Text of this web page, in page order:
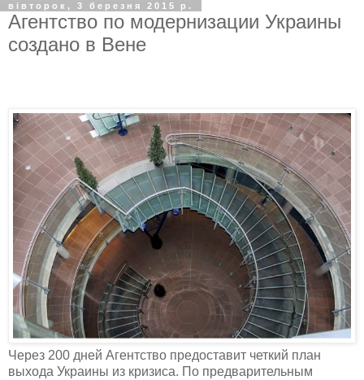
вівторок, 3 березня 2015 р.
Агентство по модернизации Украины
создано в Вене
Через 200 дней Агентство предоставит четкий план
выхода Украины из кризиса. По предварительным